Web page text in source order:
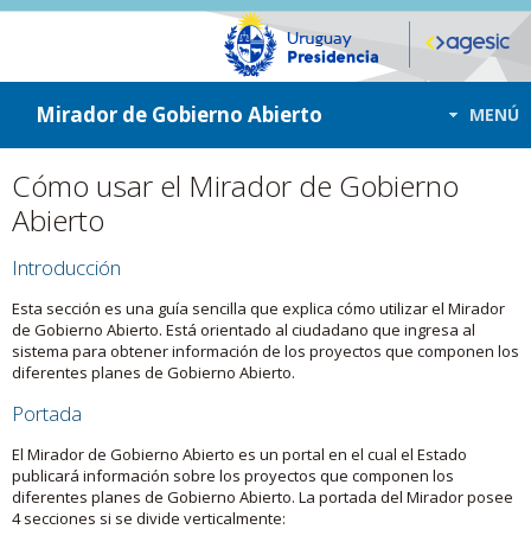
ir a contenido
ir al menú
Mirador de Gobierno Abierto MENÚ
Cómo usar el Mirador de Gobierno
Abierto
Introducción
Esta sección es una guía sencilla que explica cómo utilizar el Mirador
de Gobierno Abierto. Está orientado al ciudadano que ingresa al
sistema para obtener información de los proyectos que componen los
diferentes planes de Gobierno Abierto.
Portada
El Mirador de Gobierno Abierto es un portal en el cual el Estado
publicará información sobre los proyectos que componen los
diferentes planes de Gobierno Abierto. La portada del Mirador posee
4 secciones si se divide verticalmente: